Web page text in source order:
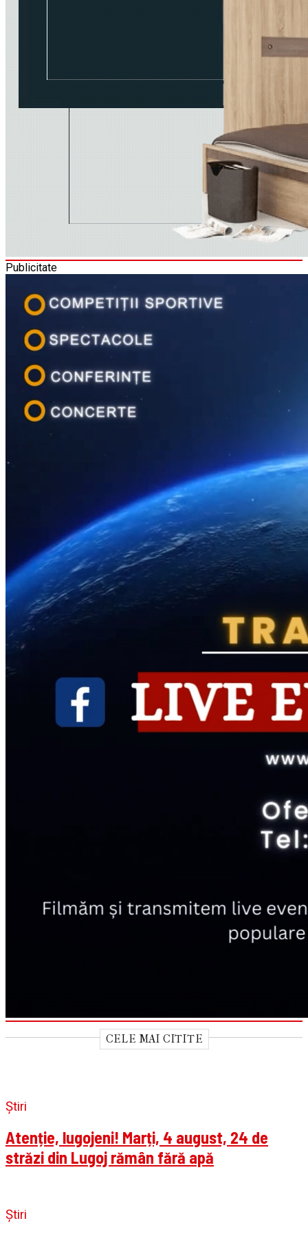
Publicitate
CELE MAI CITITE
Știri
Atenție, lugojeni! Marți, 4 august, 24 de
străzi din Lugoj rămân fără apă
Știri